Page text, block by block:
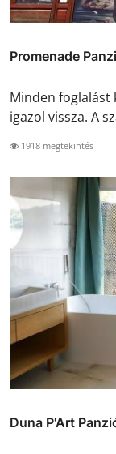
Promenade
Minden foglalást
igazol vissza. A
1918 megtekintés
Duna P'Art